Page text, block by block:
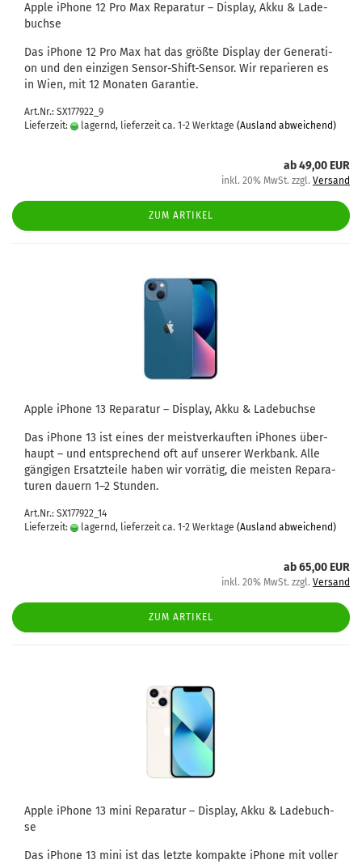
Apple iPho­ne 12 Pro Max Re­pa­ra­tur – Dis­play, Akku & La­de­
buch­se
Das iPho­ne 12 Pro Max hat das größ­te Dis­play der Ge­nera­ti­
on und den ein­zi­gen Sensor-​Shift-Sensor. Wir re­pa­rie­ren es
in Wien, mit 12 Mo­na­ten Ga­ran­tie.
Art.Nr.: SX177922_9
Lieferzeit:
lagernd, lieferzeit ca. 1-2 Werktage (Ausland abweichend)
ab 49,00 EUR
inkl. 20% MwSt. zzgl. Versand
ZUM ARTIKEL
Apple iPho­ne 13 Re­pa­ra­tur – Dis­play, Akku & La­de­buch­se
Das iPho­ne 13 ist eines der meist­ver­kauf­ten iPho­nes über­
haupt – und ent­spre­chend oft auf un­se­rer Werk­bank. Alle
gän­gi­gen Er­satz­tei­le haben wir vor­rä­tig, die meis­ten Re­pa­ra­
tu­ren dau­ern 1–2 Stun­den.
Art.Nr.: SX177922_14
Lieferzeit:
lagernd, lieferzeit ca. 1-2 Werktage (Ausland abweichend)
ab 65,00 EUR
inkl. 20% MwSt. zzgl. Versand
ZUM ARTIKEL
Apple iPho­ne 13 mini Re­pa­ra­tur – Dis­play, Akku & La­de­buch­
se
Das iPho­ne 13 mini ist das letz­te kom­pak­te iPho­ne mit vol­ler